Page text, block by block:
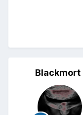
Blackmort